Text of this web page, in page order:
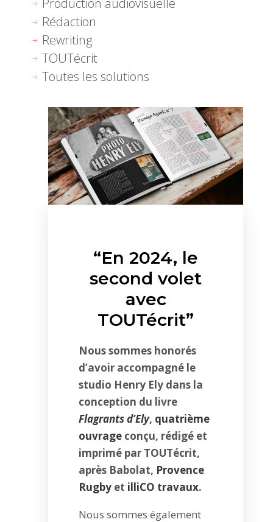
Production audiovisuelle
Rédaction
Rewriting
TOUTécrit
Toutes les solutions
“En 2024, le
second volet
avec
TOUTécrit”
Nous sommes honorés
d’avoir accompagné le
studio Henry Ely dans la
conception du livre
Flagrants d’Ely, quatrième
ouvrage conçu, rédigé et
imprimé par TOUTécrit,
après Babolat, Provence
Rugby et illiCO travaux.
Nous sommes également